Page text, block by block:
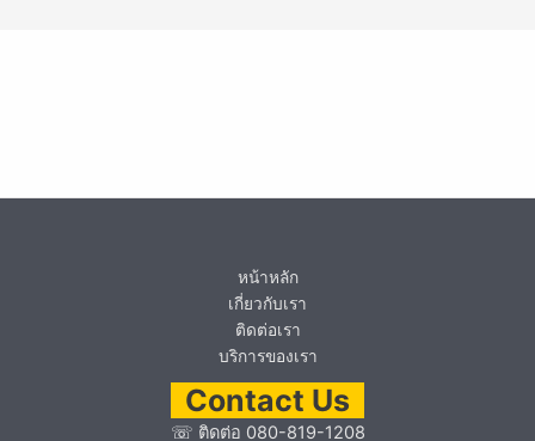
หน้าหลัก
เกี่ยวกับเรา
ติดต่อเรา
บริการของเรา
Contact Us
☏ ติดต่อ 080-819-1208